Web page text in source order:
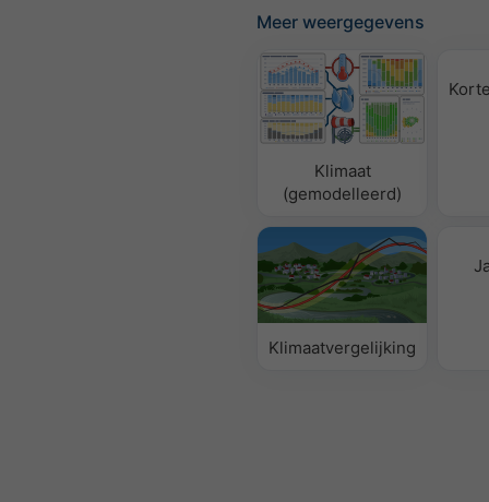
Meer weergegevens
Klimaat
(gemodelleerd)
Klimaatvergelijking